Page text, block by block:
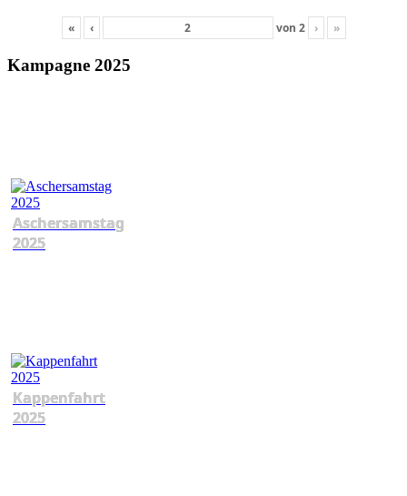
« ‹ von 2 › »
Kampagne 2025
Aschersamstag
2025
Kappenfahrt
2025